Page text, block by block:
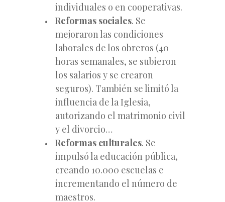
individuales o en cooperativas.
Reformas sociales. Se
mejoraron las condiciones
laborales de los obreros (40
horas semanales, se subieron
los salarios y se crearon
seguros). También se limitó la
influencia de la Iglesia,
autorizando el matrimonio civil
y el divorcio…
Reformas culturales. Se
impulsó la educación pública,
creando 10.000 escuelas e
incrementando el número de
maestros.